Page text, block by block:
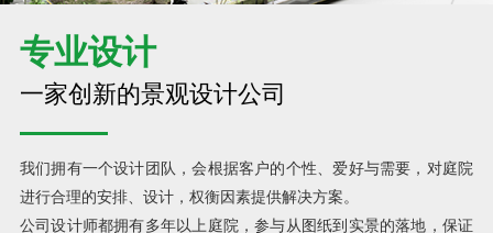
专业设计
一家创新的景观设计公司
我们拥有一个设计团队，会根据客户的个性、爱好与需要，对庭院
进行合理的安排、设计，权衡因素提供解决方案。
公司设计师都拥有多年以上庭院，参与从图纸到实景的落地，保证